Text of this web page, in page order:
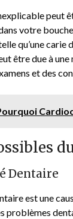
peut
votre
qu’une
être due à
et des
Dentaire
est une
problèmes